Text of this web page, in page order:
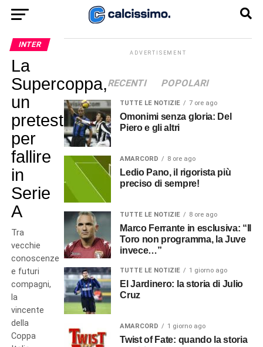
INTER
La
Supercoppa,
un
pretesto
per
fallire
in
Serie
A
Tra
vecchie
conoscenze
e futuri
compagni,
la
vincente
della
Coppa
ADVERTISEMENT
RECENTI POPOLARI
TUTTE LE NOTIZIE 7 ore ago
Omonimi senza gloria: Del
Piero e gli altri
AMARCORD 8 ore ago
Ledio Pano, il rigorista più
preciso di sempre!
TUTTE LE NOTIZIE 8 ore ago
Marco Ferrante in esclusiva: “Il
Toro non programma, la Juve
invece…”
TUTTE LE NOTIZIE 1 giorno ago
El Jardinero: la storia di Julio
Cruz
AMARCORD 1 giorno ago
Twist of Fate: quando la storia